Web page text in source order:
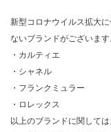
新型コロナウイルス拡大
ないブランドがございます
・カルティエ
・シャネル
・フランクミュラー
・ロレックス
以上のブランドに関して